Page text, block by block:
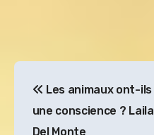
de
Les animaux ont-ils
une conscience ? Laila
Del Monte